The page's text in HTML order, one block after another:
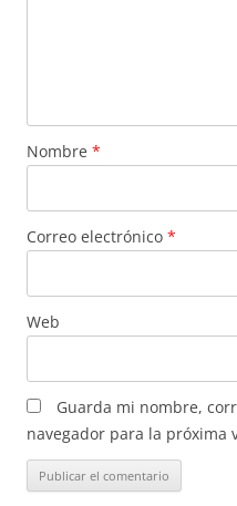
Nombre *
Correo electrónico *
Web
Guarda mi nombre,
navegador para la próxima